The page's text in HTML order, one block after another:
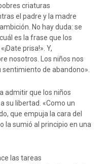
criaturas
el padre y la madre
No hay duda: se
es la frase que los
prisa!». Y,
nosotros. Los niños nos
de abandono».
admitir que los niños
su libertad. «Como un
que empuja la cara del
la sumió al principio en una
las tareas